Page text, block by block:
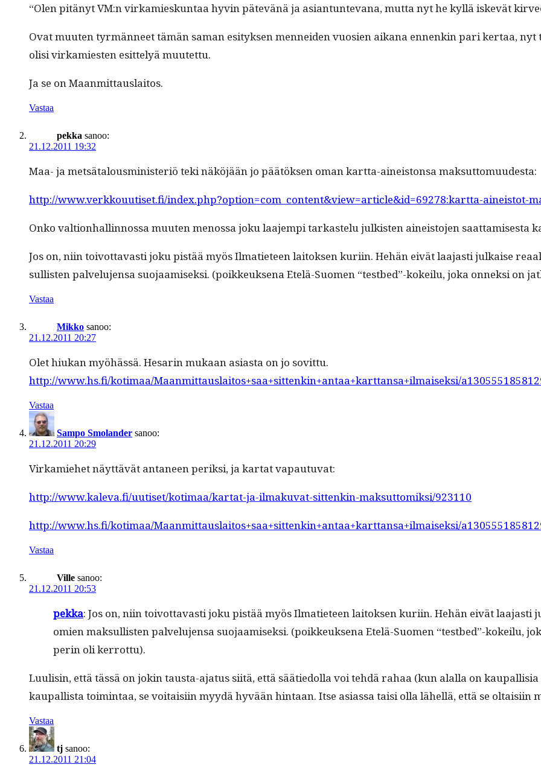
“Olen pitänyt VM:n virkamieskun­taa hyvin pätevänä ja asiantun­te­vana, mut­ta nyt he kyl­lä iskevät
Ovat muuten tyr­män­neet tämän saman esi­tyk­sen men­nei­den vuosien aikana ennenkin pari ker­taa,
olisi virkami­esten esit­te­lyä muutettu.
Ja se on Maanmittauslaitos.
Vastaa
pekka sanoo:
21.12.2011 19:32
Maa- ja met­sä­talous­min­is­ter­iö teki näköjään jo päätök­sen oman kart­ta-aineis­ton­sa maksuttomuudesta:
http://www.verkkouutiset.fi/index.php?option=com_content&view=article&id=69278:kartta-aineistot-
Onko val­tion­hallinnos­sa muuten menos­sa joku laa­jem­pi tarkastelu julk­isten aineis­to­jen saat­tamis­es­ta
Jos on, niin toiv­ot­tavasti joku pistää myös Ilmati­eteen laitok­sen kuri­in. Hehän eivät laa­jasti julkaise
sullis­ten palvelu­jen­sa suo­jaamisek­si. (poikkeuk­se­na Etelä-Suomen “testbed”-kokeilu, joka onnek­si
Vastaa
Mikko sanoo:
21.12.2011 20:27
Olet hiukan myöhässä. Hesarin mukaan asi­as­ta on jo sovit­tu.
http://www.hs.fi/kotimaa/Maanmittauslaitos+saa+sittenkin+antaa+karttansa+ilmaiseksi/
Vastaa
Sampo Smolander sanoo:
21.12.2011 20:29
Virkamiehet näyt­tävät anta­neen perik­si, ja kar­tat vapautuvat:
http://www.kaleva.fi/uutiset/kotimaa/kartat-ja-ilmakuvat-sittenkin-maksuttomiksi/923110
http://www.hs.fi/kotimaa/Maanmittauslaitos+saa+sittenkin+antaa+karttansa+ilmaiseksi/
Vastaa
Ville sanoo:
21.12.2011 20:53
pekka: Jos on, niin toiv­ot­tavasti joku pistää myös Ilmati­eteen laitok­sen kuri­in. Hehän eivät
omien mak­sullis­ten palvelu­jen­sa suo­jaamisek­si. (poikkeuk­se­na Etelä-Suomen “testbed”-kokeilu,
perin oli kerrottu).
Luulisin, että tässä on jokin taus­ta-aja­tus siitä, että säätiedol­la voi tehdä rahaa (kun alal­la on
kau­pal­lista toim­intaa, se voitaisi­in myy­dä hyvään hin­taan. Itse asi­as­sa taisi olla lähel­lä, että se oltaisi­in
Vastaa
tj sanoo:
21.12.2011 21:04